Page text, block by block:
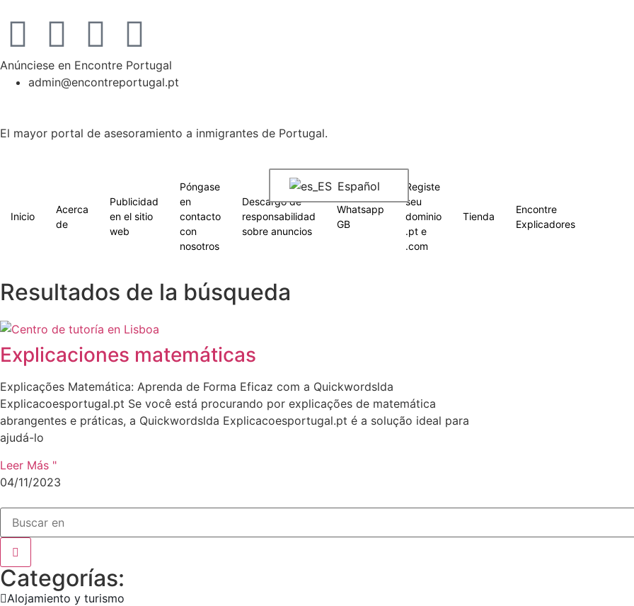
Anúnciese en Encontre Portugal
admin@encontreportugal.pt
El mayor portal de asesoramiento a inmigrantes de Portugal.
Inicio
Acerca
de
Publicidad
en el sitio
web
Póngase
en
contacto
con
nosotros
Descargo de
responsabilidad
sobre anuncios
Whatsapp
GB
Registe
seu
dominio
.pt e
.com
Tienda
Encontre
Explicadores
Español
Resultados de la búsqueda
Explicaciones matemáticas
Explicações Matemática: Aprenda de Forma Eficaz com a Quickwordslda
Explicacoesportugal.pt Se você está procurando por explicações de matemática
abrangentes e práticas, a Quickwordslda Explicacoesportugal.pt é a solução ideal para
ajudá-lo
Leer Más "
04/11/2023
Categorías:
Alojamiento y turismo